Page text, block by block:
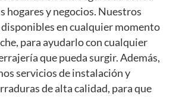
hogares y negocios. Nuestros
en cualquier momento
para ayudarlo con cualquier
que pueda surgir. Además,
servicios de instalación y
de alta calidad, para que